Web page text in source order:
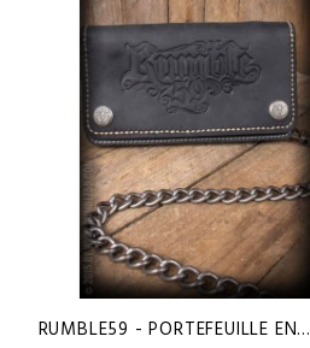
RUMBLE59 - PORTEFEUILLE EN...